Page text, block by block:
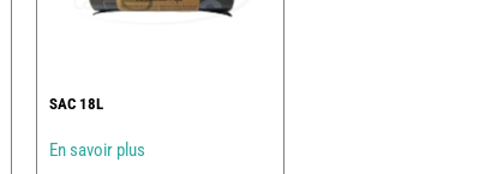
SAC 18L
En savoir plus